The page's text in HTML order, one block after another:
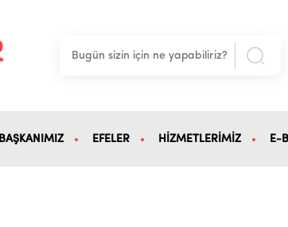
BAŞKANIMIZ EFELER HİZMETLERİMİZ E-